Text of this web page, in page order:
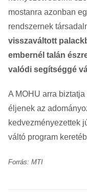
mostanra azonban
rendszernek
visszaváltott
embernél talán
valódi segítséggé
A MOHU arra
éljenek az
kedvezményezettek
váltó program
Forrás: MTI